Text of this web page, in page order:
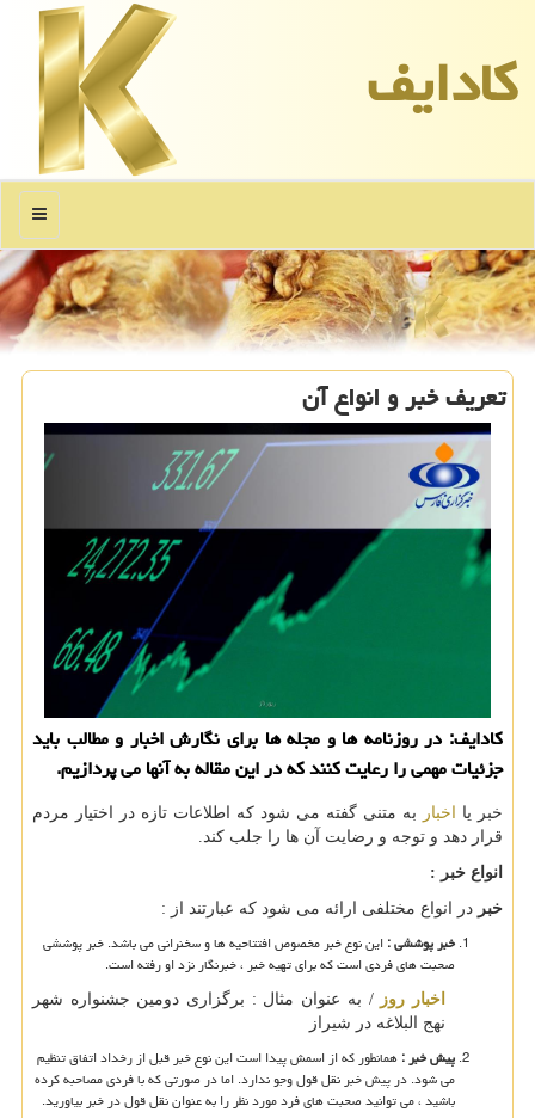
كادایف
منو
تعریف خبر و انواع آن
كادایف: در روزنامه ها و مجله ها برای نگارش اخبار و مطالب باید
جزئیات مهمی را رعایت كنند كه در این مقاله به آنها می پردازیم.
خبر یا اخبار
به متنی گفته می شود که اطلاعات تازه در اختیار مردم
قرار دهد و توجه و رضایت آن ها را جلب کند.
انواع خبر :
خبر در انواع مختلفی ارائه می شود که عبارتند از :
خبر پوششی :این نوع خبر مخصوص افتتاحیه ها و سخنرانی می باشد. خبر پوششی
صحبت های فردی است که برای تهیه خبر ، خبرنگار نزد او رفته است.
اخبار روز / به عنوان مثال : برگزاری دومین جشنواره شهر
نهج البلاغه در شیراز
پیش خبر : همانطور که از اسمش پیدا است این نوع خبر قبل از رخداد اتفاق تنظیم
می شود. در پیش خبر نقل قول وجو ندارد. اما در صورتی که با فردی مصاحبه کرده
باشید ، می توانید صحبت های فرد مورد نظر را به عنوان نقل قول در خبر بیاورید.